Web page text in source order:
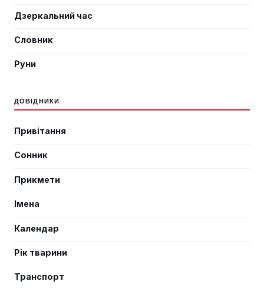
Дзеркальний час
Словник
Руни
ДОВІДНИКИ
Привітання
Сонник
Прикмети
Імена
Календар
Рік тварини
Транспорт